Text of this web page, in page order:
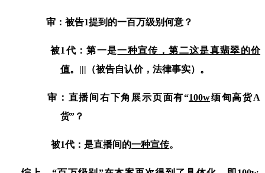
审：被告1提到的一百万级别何意？
被1代：第一是一种宣传 ，第二这是真翡翠的价
值。 ||| （被告自认价，法律事实）。
审：直播间右下角展示页面有“100w缅甸高货A
货” ？
被1代：是直播间的一种宣传。